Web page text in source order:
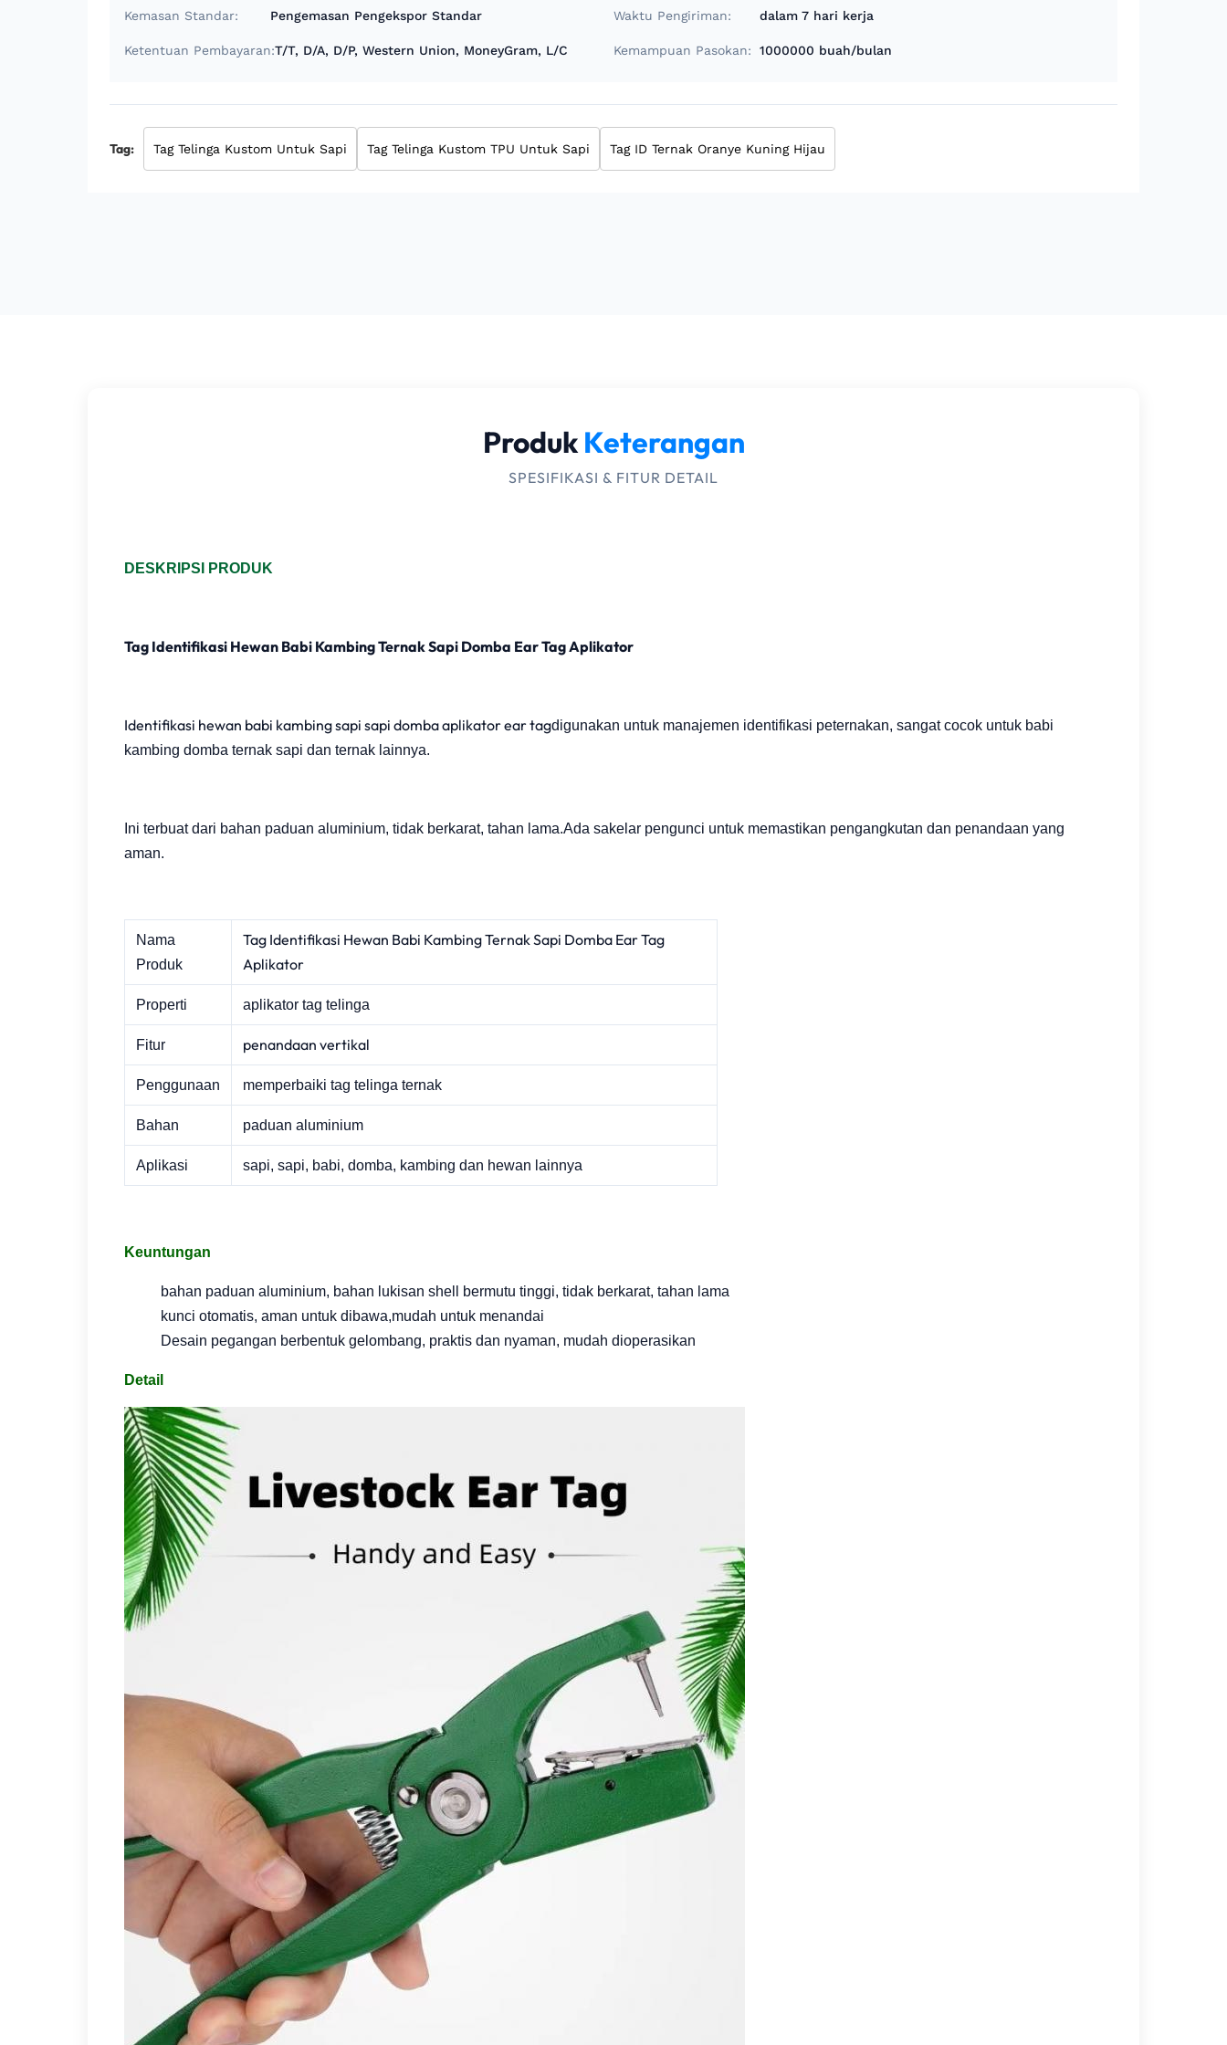
Kemasan Standar: Pengemasan Pengekspor Standar Waktu Pengiriman: dalam 7 hari kerja
Ketentuan Pembayaran:T/T, D/A, D/P, Western Union, MoneyGram, L/C Kemampuan Pasokan: 1000000 buah/bulan
Tag: Tag Telinga Kustom Untuk Sapi Tag Telinga Kustom TPU Untuk Sapi Tag ID Ternak Oranye Kuning Hijau
ProdukKeterangan
SPESIFIKASI & FITUR DETAIL
DESKRIPSI PRODUK
Tag Identifikasi Hewan Babi Kambing Ternak Sapi Domba Ear Tag Aplikator
Identifikasi hewan babi kambing sapi sapi domba aplikator ear tagdigunakan untuk manajemen identifikasi peternakan, sangat cocok untuk babi
kambing domba ternak sapi dan ternak lainnya.
Ini terbuat dari bahan paduan aluminium, tidak berkarat, tahan lama.Ada sakelar pengunci untuk memastikan pengangkutan dan penandaan yang
aman.
Nama
Produk
Tag Identifikasi Hewan Babi Kambing Ternak Sapi Domba Ear Tag
Aplikator
Properti aplikator tag telinga
Fitur penandaan vertikal
Penggunaan memperbaiki tag telinga ternak
Bahan paduan aluminium
Aplikasi sapi, sapi, babi, domba, kambing dan hewan lainnya
Keuntungan
bahan paduan aluminium, bahan lukisan shell bermutu tinggi, tidak berkarat, tahan lama
kunci otomatis, aman untuk dibawa,mudah untuk menandai
Desain pegangan berbentuk gelombang, praktis dan nyaman, mudah dioperasikan
Detail